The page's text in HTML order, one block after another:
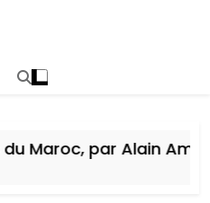
Maroc, par Alain Amiel